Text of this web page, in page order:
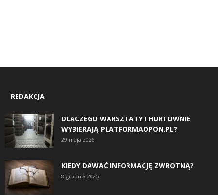
REDAKCJA
DLACZEGO WARSZTATY I HURTOWNIE
WYBIERAJĄ PLATFORMAOPON.PL?
29 maja 2026
KIEDY DAWAĆ INFORMACJĘ ZWROTNĄ?
8 grudnia 2025